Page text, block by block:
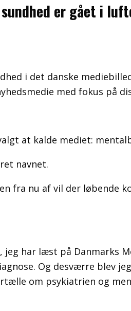
er gået i
i det danske
med fokus på
at kalde mediet:
navnet.
fra nu af vil der løbende
har læst på Danmarks
Og desværre blev
om psykiatrien og